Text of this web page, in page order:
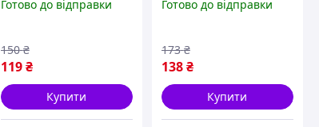
Готово до відправки
119 ₴
150 ₴
Купити
impulse
Готово до відправки
138₴
173 ₴
Купити